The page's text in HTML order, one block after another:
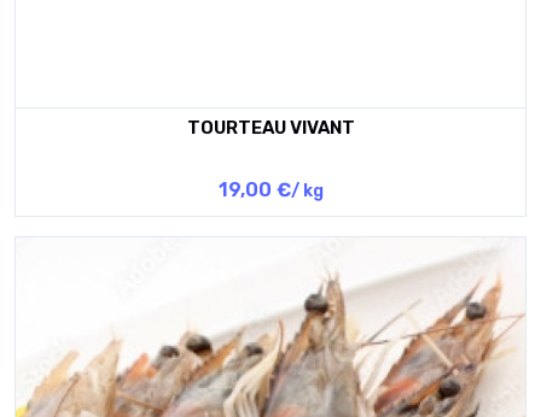
TOURTEAU VIVANT
19,00 €/ kg